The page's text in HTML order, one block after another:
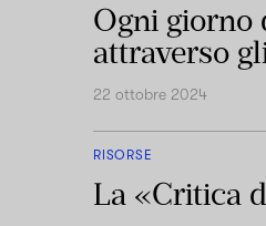
Ogni
attraverso
22 ottobre 2024
RISORSE
La «Critica